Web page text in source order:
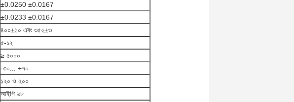
±0.0250 ±0.0167
±0.0233 ±0.0167
৪০০±১০ এবং ৩৫২±৩
৫-১২
≥ ৫০০০
-৩০... +৭০
১২০ ও ২০০
আইপি ৬৮